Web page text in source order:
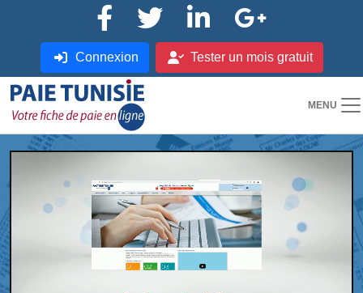
Connexion Tester un mois gratuit
MENU